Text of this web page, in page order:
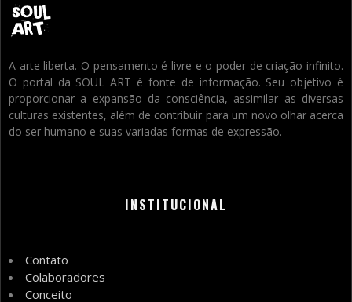
A arte liberta. O pensamento é livre e o poder de criação infinito.
O portal da SOUL ART é fonte de informação. Seu objetivo é
proporcionar a expansão da consciência, assimilar as diversas
culturas existentes, além de contribuir para um novo olhar acerca
do ser humano e suas variadas formas de expressão.
INSTITUCIONAL
Contato
Colaboradores
Conceito